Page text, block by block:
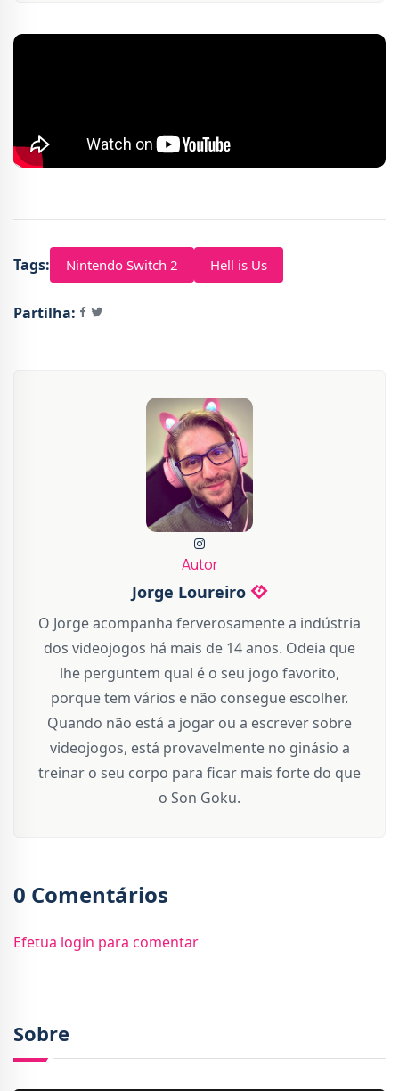
Tags: Nintendo Switch 2 Hell is Us
Partilha:
Autor
Jorge Loureiro
O Jorge acompanha ferverosamente a indústria
dos videojogos há mais de 14 anos. Odeia que
lhe perguntem qual é o seu jogo favorito,
porque tem vários e não consegue escolher.
Quando não está a jogar ou a escrever sobre
videojogos, está provavelmente no ginásio a
treinar o seu corpo para ficar mais forte do que
o Son Goku.
0 Comentários
Efetua login para comentar
Sobre